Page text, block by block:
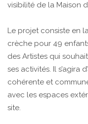
visibilité de la Maison
Le projet consiste en
crèche pour 49
des Artistes qui
ses activités. Il s’agira
cohérente et
avec les espaces
site.